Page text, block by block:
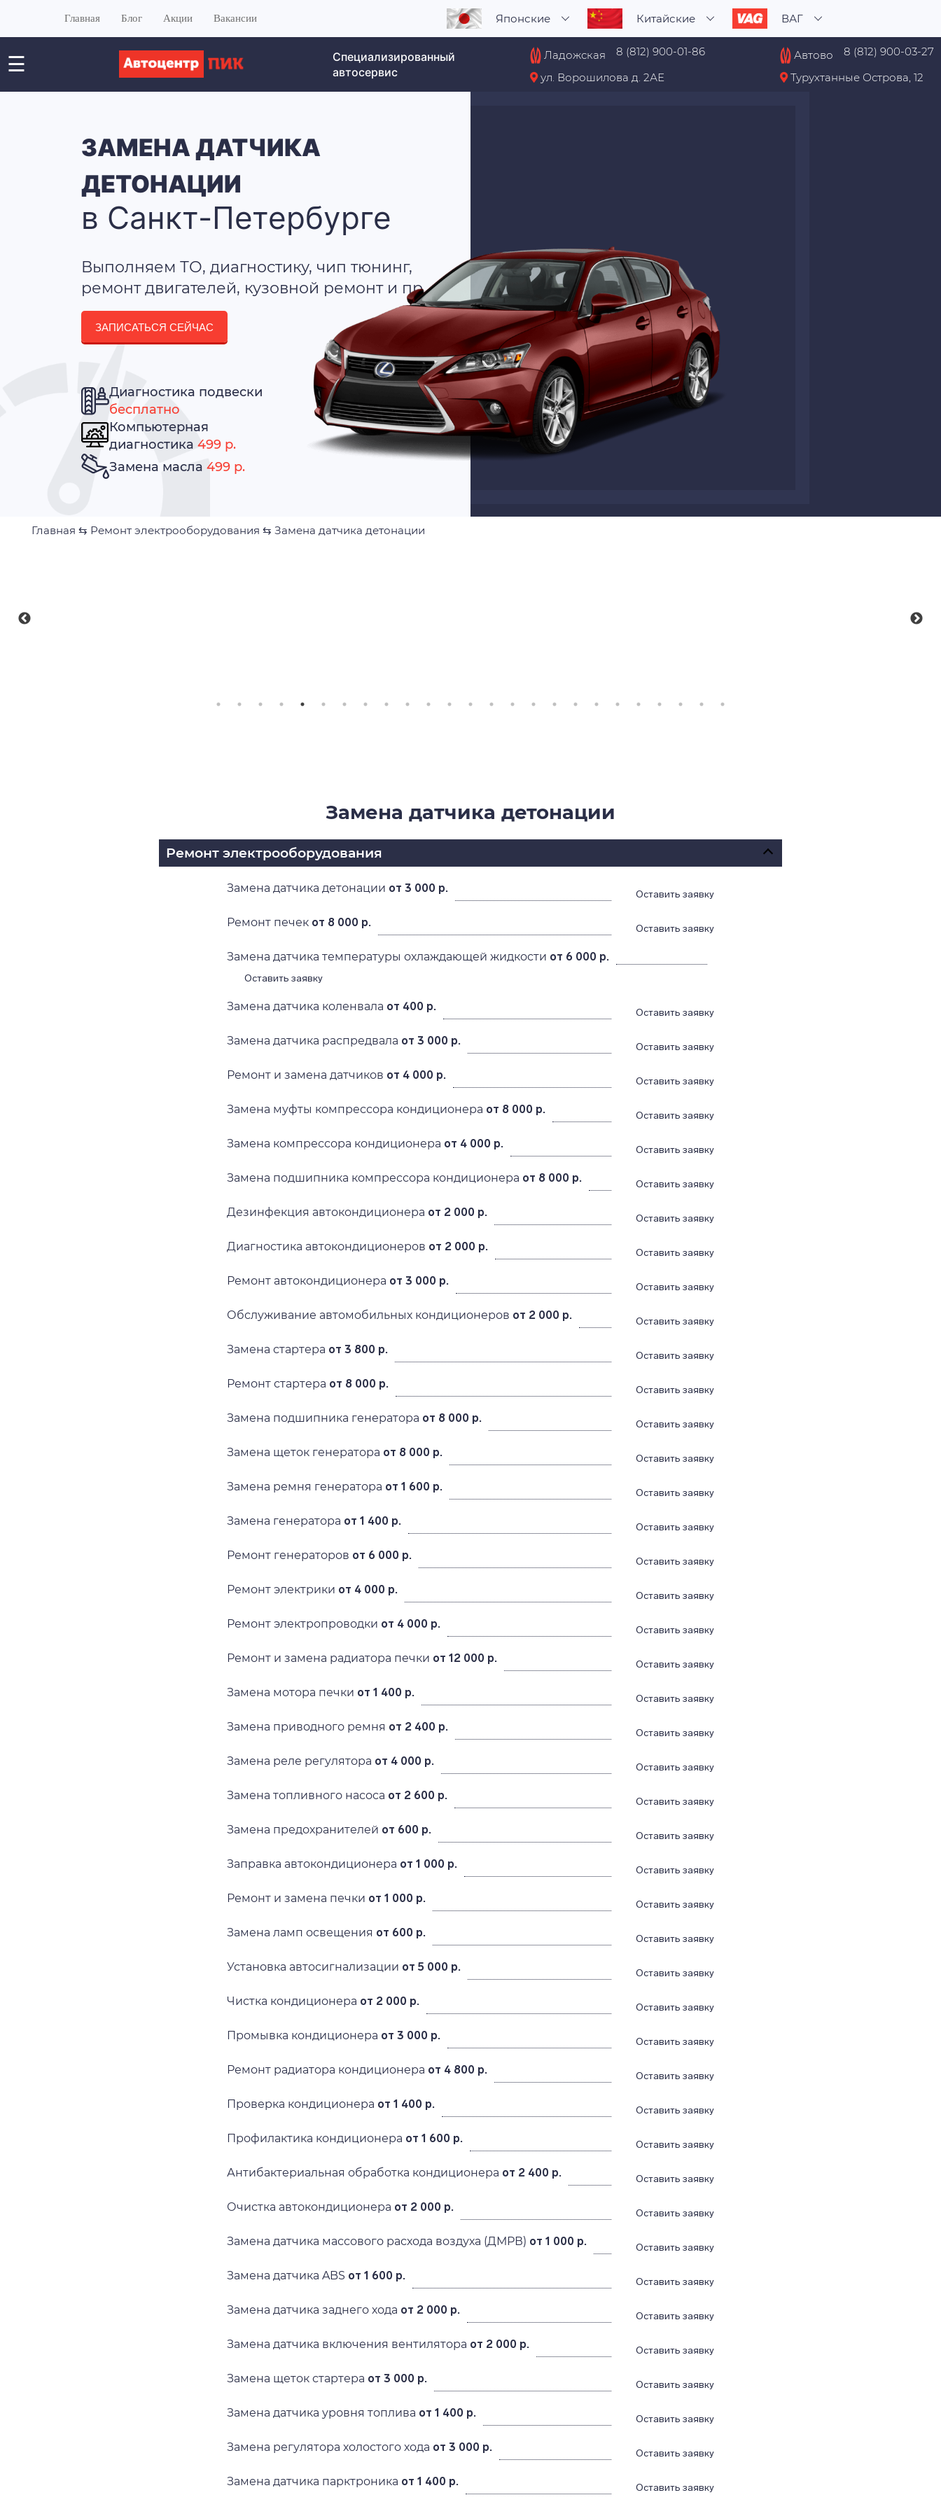
Главная Блог Акции Вакансии Японские Китайские ВАГ
☰
Специализированный
автосервис
Ладожская
8 (812) 900-01-86
ул. Ворошилова д. 2АЕ
Автово
8 (812) 900-03-27
Турухтанные Острова, 12
ЗАМЕНА ДАТЧИКА
ДЕТОНАЦИИ
в Санкт-Петербурге
Выполняем ТО, диагностику, чип тюнинг,
ремонт двигателей, кузовной ремонт и пр.
ЗАПИСАТЬСЯ СЕЙЧАС
Диагностика подвески
бесплатно
Компьютерная
диагностика 499 р.
Замена масла 499 р.
Главная ⇆ Ремонт электрооборудования ⇆ Замена датчика детонации
Замена датчика детонации
Ремонт электрооборудования
Замена датчика детонации от 3 000 р. Оставить заявку
Ремонт печек от 8 000 р. Оставить заявку
Замена датчика температуры охлаждающей жидкости от 6 000 р.
Оставить заявку
Замена датчика коленвала от 400 р. Оставить заявку
Замена датчика распредвала от 3 000 р. Оставить заявку
Ремонт и замена датчиков от 4 000 р. Оставить заявку
Замена муфты компрессора кондиционера от 8 000 р. Оставить заявку
Замена компрессора кондиционера от 4 000 р. Оставить заявку
Замена подшипника компрессора кондиционера от 8 000 р. Оставить заявку
Дезинфекция автокондиционера от 2 000 р. Оставить заявку
Диагностика автокондиционеров от 2 000 р. Оставить заявку
Ремонт автокондиционера от 3 000 р. Оставить заявку
Обслуживание автомобильных кондиционеров от 2 000 р. Оставить заявку
Замена стартера от 3 800 р. Оставить заявку
Ремонт стартера от 8 000 р. Оставить заявку
Замена подшипника генератора от 8 000 р. Оставить заявку
Замена щеток генератора от 8 000 р. Оставить заявку
Замена ремня генератора от 1 600 р. Оставить заявку
Замена генератора от 1 400 р. Оставить заявку
Ремонт генераторов от 6 000 р. Оставить заявку
Ремонт электрики от 4 000 р. Оставить заявку
Ремонт электропроводки от 4 000 р. Оставить заявку
Ремонт и замена радиатора печки от 12 000 р. Оставить заявку
Замена мотора печки от 1 400 р. Оставить заявку
Замена приводного ремня от 2 400 р. Оставить заявку
Замена реле регулятора от 4 000 р. Оставить заявку
Замена топливного насоса от 2 600 р. Оставить заявку
Замена предохранителей от 600 р. Оставить заявку
Заправка автокондиционера от 1 000 р. Оставить заявку
Ремонт и замена печки от 1 000 р. Оставить заявку
Замена ламп освещения от 600 р. Оставить заявку
Установка автосигнализации от 5 000 р. Оставить заявку
Чистка кондиционера от 2 000 р. Оставить заявку
Промывка кондиционера от 3 000 р. Оставить заявку
Ремонт радиатора кондиционера от 4 800 р. Оставить заявку
Проверка кондиционера от 1 400 р. Оставить заявку
Профилактика кондиционера от 1 600 р. Оставить заявку
Антибактериальная обработка кондиционера от 2 400 р. Оставить заявку
Очистка автокондиционера от 2 000 р. Оставить заявку
Замена датчика массового расхода воздуха (ДМРВ) от 1 000 р. Оставить заявку
Замена датчика ABS от 1 600 р. Оставить заявку
Замена датчика заднего хода от 2 000 р. Оставить заявку
Замена датчика включения вентилятора от 2 000 р. Оставить заявку
Замена щеток стартера от 3 000 р. Оставить заявку
Замена датчика уровня топлива от 1 400 р. Оставить заявку
Замена регулятора холостого хода от 3 000 р. Оставить заявку
Замена датчика парктроника от 1 400 р. Оставить заявку